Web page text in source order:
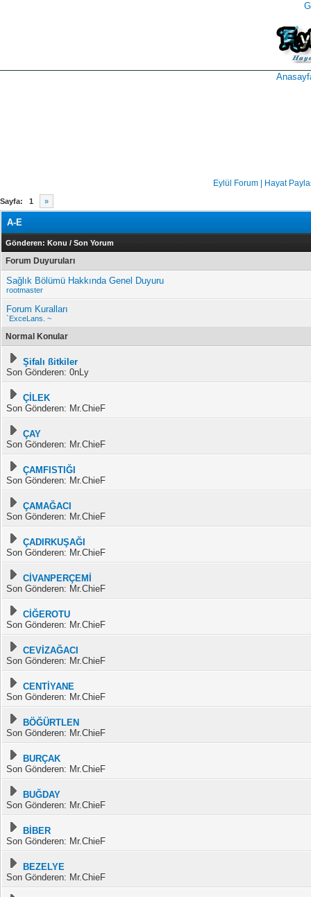
Eylül Forum | Hayat
Sayfa: 1 »
A-E
Gönderen: Konu / Son Yorum
Forum Duyuruları
Sağlık Bölümü Hakkında Genel Duyuru
rootmaster
Forum Kuralları
`ExceLans. ~
Normal Konular
Şifalı ßitkiler
Son Gönderen: 0nLy
ÇİLEK
Son Gönderen: Mr.ChieF
ÇAY
Son Gönderen: Mr.ChieF
ÇAMFISTIĞI
Son Gönderen: Mr.ChieF
ÇAMAĞACI
Son Gönderen: Mr.ChieF
ÇADIRKUŞAĞI
Son Gönderen: Mr.ChieF
CİVANPERÇEMİ
Son Gönderen: Mr.ChieF
CİĞEROTU
Son Gönderen: Mr.ChieF
CEVİZAĞACI
Son Gönderen: Mr.ChieF
CENTİYANE
Son Gönderen: Mr.ChieF
BÖĞÜRTLEN
Son Gönderen: Mr.ChieF
BURÇAK
Son Gönderen: Mr.ChieF
BUĞDAY
Son Gönderen: Mr.ChieF
BİBER
Son Gönderen: Mr.ChieF
BEZELYE
Son Gönderen: Mr.ChieF